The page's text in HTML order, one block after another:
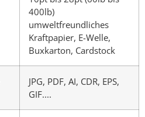
400lb)
umweltfreundliches
Kraftpapier, E-Welle,
Buxkarton, Cardstock
JPG, PDF, AI, CDR, EPS,
GIF....